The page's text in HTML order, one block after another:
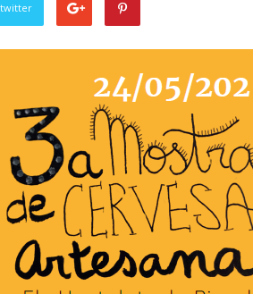
twitter